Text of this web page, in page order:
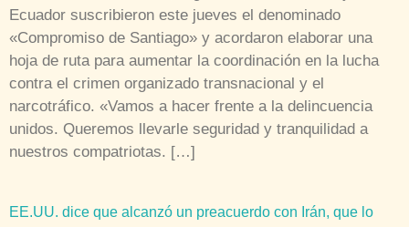
Ecuador suscribieron este jueves el denominado
«Compromiso de Santiago» y acordaron elaborar una
hoja de ruta para aumentar la coordinación en la lucha
contra el crimen organizado transnacional y el
narcotráfico. «Vamos a hacer frente a la delincuencia
unidos. Queremos llevarle seguridad y tranquilidad a
nuestros compatriotas. […]
EE.UU. dice que alcanzó un preacuerdo con Irán, que lo